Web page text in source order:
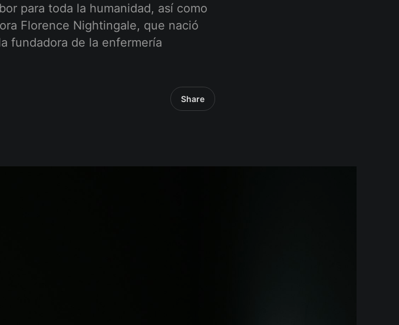
para toda la humanidad, así como
Florence Nightingale, que nació
fundadora de la enfermería
Share